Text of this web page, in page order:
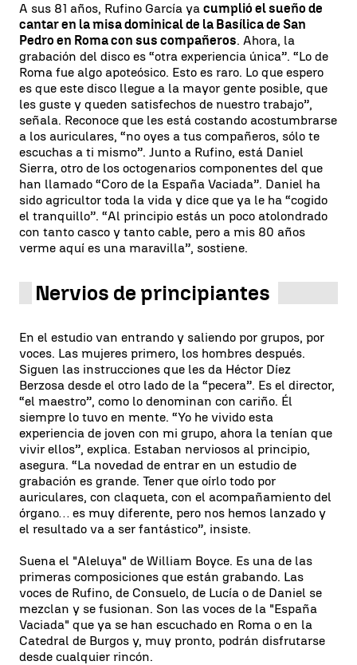
A sus 81 años, Rufino García ya cumplió el sueño de
cantar en la misa dominical de la Basílica de San
Pedro en Roma con sus compañeros. Ahora, la
grabación del disco es “otra experiencia única”. “Lo de
Roma fue algo apoteósico. Esto es raro. Lo que espero
es que este disco llegue a la mayor gente posible, que
les guste y queden satisfechos de nuestro trabajo”,
señala. Reconoce que les está costando acostumbrarse
a los auriculares, “no oyes a tus compañeros, sólo te
escuchas a ti mismo”. Junto a Rufino, está Daniel
Sierra, otro de los octogenarios componentes del que
han llamado “Coro de la España Vaciada”. Daniel ha
sido agricultor toda la vida y dice que ya le ha “cogido
el tranquillo”. “Al principio estás un poco atolondrado
con tanto casco y tanto cable, pero a mis 80 años
verme aquí es una maravilla”, sostiene.
Nervios de principiantes
En el estudio van entrando y saliendo por grupos, por
voces. Las mujeres primero, los hombres después.
Siguen las instrucciones que les da Héctor Díez
Berzosa desde el otro lado de la “pecera”. Es el director,
“el maestro”, como lo denominan con cariño. Él
siempre lo tuvo en mente. “Yo he vivido esta
experiencia de joven con mi grupo, ahora la tenían que
vivir ellos”, explica. Estaban nerviosos al principio,
asegura. “La novedad de entrar en un estudio de
grabación es grande. Tener que oírlo todo por
auriculares, con claqueta, con el acompañamiento del
órgano… es muy diferente, pero nos hemos lanzado y
el resultado va a ser fantástico”, insiste.
Suena el "Aleluya" de William Boyce. Es una de las
primeras composiciones que están grabando. Las
voces de Rufino, de Consuelo, de Lucía o de Daniel se
mezclan y se fusionan. Son las voces de la "España
Vaciada" que ya se han escuchado en Roma o en la
Catedral de Burgos y, muy pronto, podrán disfrutarse
desde cualquier rincón.